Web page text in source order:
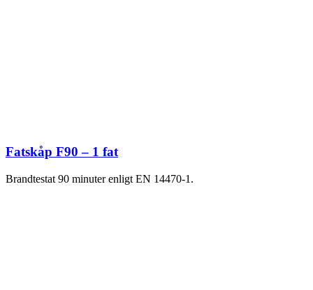
Fatskåp F90 – 1 fat
Brandtestat 90 minuter enligt EN 14470-1.